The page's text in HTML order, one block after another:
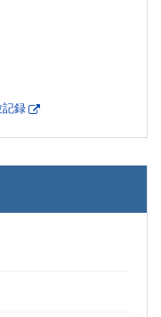
記録